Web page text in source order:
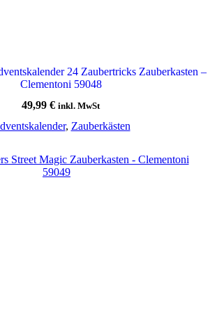
24 Zaubertricks Zauberkasten –
Clementoni 59048
49,99 € inkl. MwSt
, Zauberkästen